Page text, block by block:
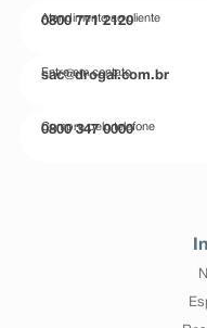
Atendimento ao cliente
0800 771 2120
Entre em contato
sac@drogal.com.br
Compre pelo telefone
0800 347 0000